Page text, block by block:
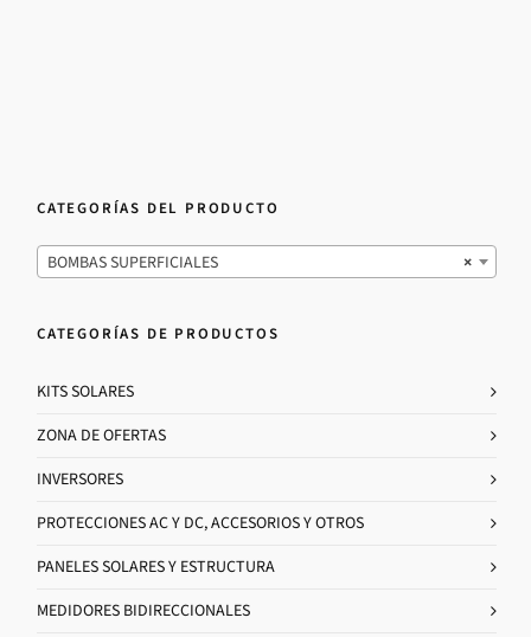
CATEGORÍAS DEL PRODUCTO
×
BOMBAS SUPERFICIALES
CATEGORÍAS DE PRODUCTOS
KITS SOLARES
ZONA DE OFERTAS
INVERSORES
PROTECCIONES AC Y DC, ACCESORIOS Y OTROS
PANELES SOLARES Y ESTRUCTURA
MEDIDORES BIDIRECCIONALES